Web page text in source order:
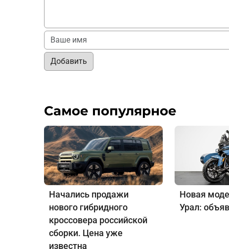
Добавить
Самое популярное
Начались продажи
нового гибридного
кроссовера российской
сборки. Цена уже
известна
Новая
Урал: